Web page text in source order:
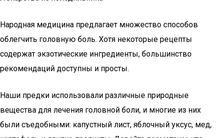
Народная медицина предлагает множество способов
облегчить головную боль. Хотя некоторые рецепты
содержат экзотические ингредиенты, большинство
рекомендаций доступны и просты.
Наши предки использовали различные природные
вещества для лечения головной боли, и многие из них
были съедобными: капустный лист, яблочный уксус, мед,